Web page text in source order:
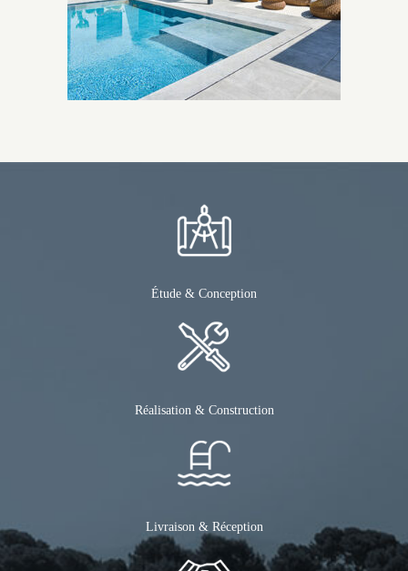
Étude & Conception
Réalisation & Construction
Livraison & Réception